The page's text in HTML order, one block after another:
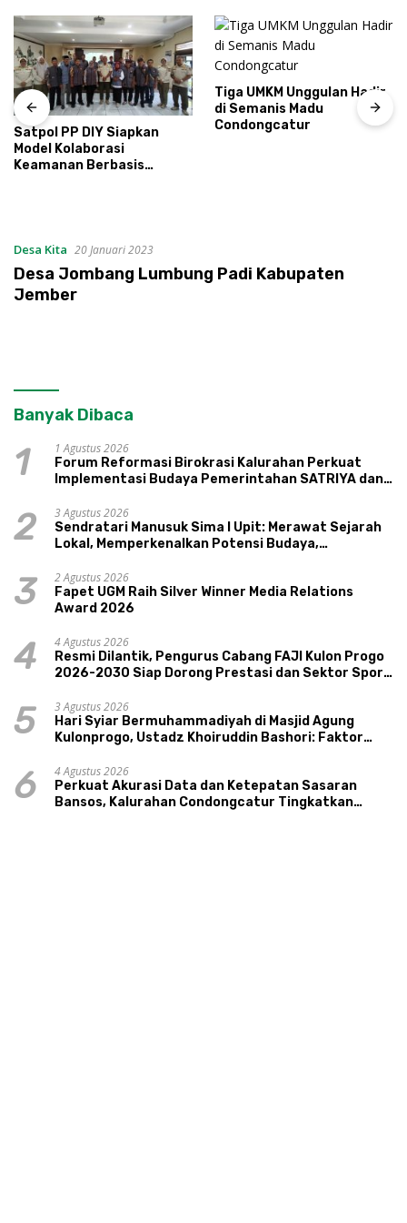
Satpol PP DIY Siapkan
Model Kolaborasi
Keamanan Berbasis
Tiga UMKM Unggulan Hadir
di Semanis Madu
Condongcatur
Desa Kita 20 Januari 2023
Desa Jombang Lumbung Padi Kabupaten
Jember
Banyak Dibaca
1
1 Agustus 2026
Forum Reformasi Birokrasi Kalurahan Perkuat
Implementasi Budaya Pemerintahan SATRIYA dan
2
3 Agustus 2026
Sendratari Manusuk Sima I Upit: Merawat Sejarah
Lokal, Memperkenalkan Potensi Budaya,
3
2 Agustus 2026
Fapet UGM Raih Silver Winner Media Relations
Award 2026
4
4 Agustus 2026
Resmi Dilantik, Pengurus Cabang FAJI Kulon Progo
2026-2030 Siap Dorong Prestasi dan Sektor Sport
5
3 Agustus 2026
Hari Syiar Bermuhammadiyah di Masjid Agung
Kulonprogo, Ustadz Khoiruddin Bashori: Faktor
6
4 Agustus 2026
Perkuat Akurasi Data dan Ketepatan Sasaran
Bansos, Kalurahan Condongcatur Tingkatkan